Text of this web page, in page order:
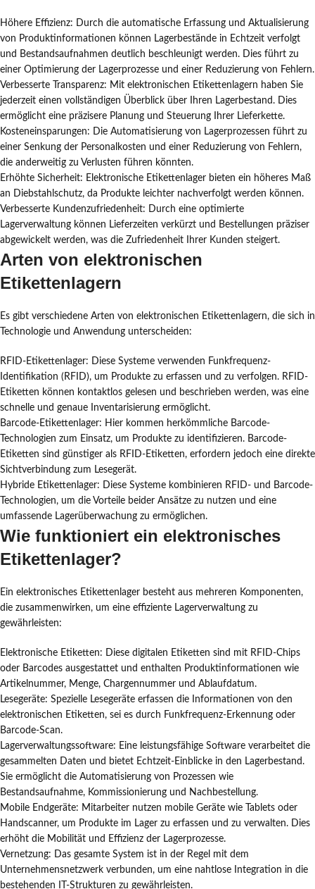
Höhere Effizienz: Durch die automatische Erfassung und Aktualisierung
von Produktinformationen können Lagerbestände in Echtzeit verfolgt
und Bestandsaufnahmen deutlich beschleunigt werden. Dies führt zu
einer Optimierung der Lagerprozesse und einer Reduzierung von Fehlern.
Verbesserte Transparenz: Mit elektronischen Etikettenlagern haben Sie
jederzeit einen vollständigen Überblick über Ihren Lagerbestand. Dies
ermöglicht eine präzisere Planung und Steuerung Ihrer Lieferkette.
Kosteneinsparungen: Die Automatisierung von Lagerprozessen führt zu
einer Senkung der Personalkosten und einer Reduzierung von Fehlern,
die anderweitig zu Verlusten führen könnten.
Erhöhte Sicherheit: Elektronische Etikettenlager bieten ein höheres Maß
an Diebstahlschutz, da Produkte leichter nachverfolgt werden können.
Verbesserte Kundenzufriedenheit: Durch eine optimierte
Lagerverwaltung können Lieferzeiten verkürzt und Bestellungen präziser
abgewickelt werden, was die Zufriedenheit Ihrer Kunden steigert.
Arten von elektronischen
Etikettenlagern
Es gibt verschiedene Arten von elektronischen Etikettenlagern, die sich in
Technologie und Anwendung unterscheiden:
RFID-Etikettenlager: Diese Systeme verwenden Funkfrequenz-
Identifikation (RFID), um Produkte zu erfassen und zu verfolgen. RFID-
Etiketten können kontaktlos gelesen und beschrieben werden, was eine
schnelle und genaue Inventarisierung ermöglicht.
Barcode-Etikettenlager: Hier kommen herkömmliche Barcode-
Technologien zum Einsatz, um Produkte zu identifizieren. Barcode-
Etiketten sind günstiger als RFID-Etiketten, erfordern jedoch eine direkte
Sichtverbindung zum Lesegerät.
Hybride Etikettenlager: Diese Systeme kombinieren RFID- und Barcode-
Technologien, um die Vorteile beider Ansätze zu nutzen und eine
umfassende Lagerüberwachung zu ermöglichen.
Wie funktioniert ein elektronisches
Etikettenlager?
Ein elektronisches Etikettenlager besteht aus mehreren Komponenten,
die zusammenwirken, um eine effiziente Lagerverwaltung zu
gewährleisten:
Elektronische Etiketten: Diese digitalen Etiketten sind mit RFID-Chips
oder Barcodes ausgestattet und enthalten Produktinformationen wie
Artikelnummer, Menge, Chargennummer und Ablaufdatum.
Lesegeräte: Spezielle Lesegeräte erfassen die Informationen von den
elektronischen Etiketten, sei es durch Funkfrequenz-Erkennung oder
Barcode-Scan.
Lagerverwaltungssoftware: Eine leistungsfähige Software verarbeitet die
gesammelten Daten und bietet Echtzeit-Einblicke in den Lagerbestand.
Sie ermöglicht die Automatisierung von Prozessen wie
Bestandsaufnahme, Kommissionierung und Nachbestellung.
Mobile Endgeräte: Mitarbeiter nutzen mobile Geräte wie Tablets oder
Handscanner, um Produkte im Lager zu erfassen und zu verwalten. Dies
erhöht die Mobilität und Effizienz der Lagerprozesse.
Vernetzung: Das gesamte System ist in der Regel mit dem
Unternehmensnetzwerk verbunden, um eine nahtlose Integration in die
bestehenden IT-Strukturen zu gewährleisten.